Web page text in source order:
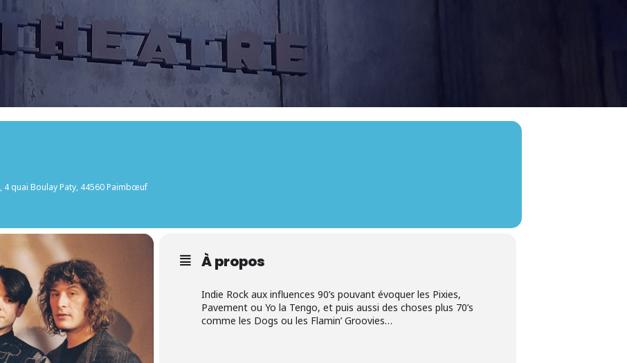
, 4 quai Boulay Paty, 44560 Paimbœuf
À propos
Indie Rock aux influences 90’s pouvant évoquer les Pixies,
Pavement ou Yo la Tengo, et puis aussi des choses plus 70’s
comme les Dogs ou les Flamin’ Groovies…